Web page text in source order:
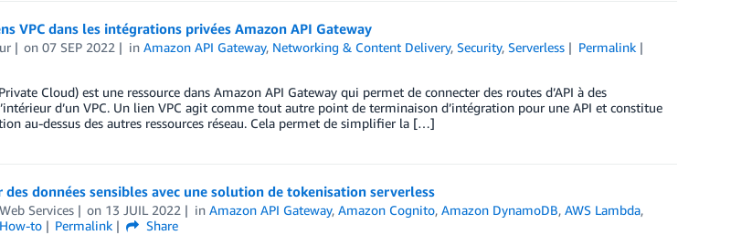
VPC dans les intégrations privées Amazon API Gateway
on07 SEP 2022 inAmazon API Gateway, Networking & Content Delivery,Security,Serverless
Permalink
Cloud) est une ressource dans Amazon API Gateway qui permet de connecter des routes d’API à des
d’un VPC. Un lien VPC agit comme tout autre point de terminaison d’intégration pour une API et constitue
au-dessus des autres ressources réseau. Cela permet de simplifier la […]
des données sensibles avec une solution de tokenisation serverless
Services on 13 JUIL 2022 inAmazon API Gateway,Amazon Cognito,Amazon DynamoDB,AWS Lambda,
to Permalink
Share